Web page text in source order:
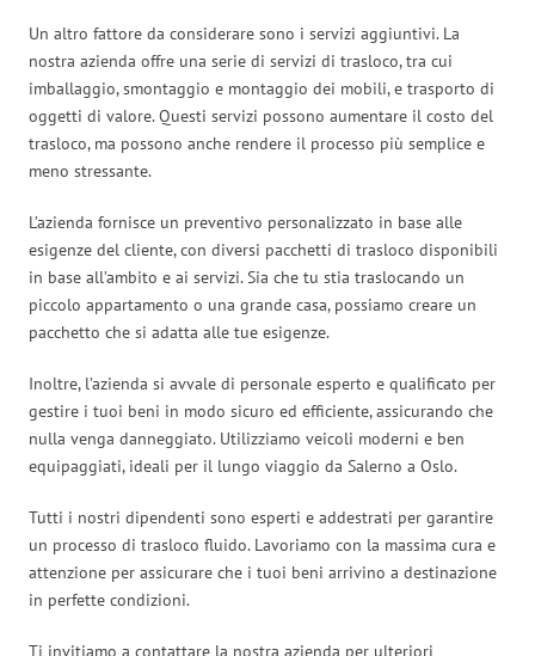
Un altro fattore da considerare sono i servizi aggiuntivi. La
nostra azienda offre una serie di servizi di trasloco, tra cui
imballaggio, smontaggio e montaggio dei mobili, e trasporto di
oggetti di valore. Questi servizi possono aumentare il costo del
trasloco, ma possono anche rendere il processo più semplice e
meno stressante.
L’azienda fornisce un preventivo personalizzato in base alle
esigenze del cliente, con diversi pacchetti di trasloco disponibili
in base all’ambito e ai servizi. Sia che tu stia traslocando un
piccolo appartamento o una grande casa, possiamo creare un
pacchetto che si adatta alle tue esigenze.
Inoltre, l’azienda si avvale di personale esperto e qualificato per
gestire i tuoi beni in modo sicuro ed efficiente, assicurando che
nulla venga danneggiato. Utilizziamo veicoli moderni e ben
equipaggiati, ideali per il lungo viaggio da Salerno a Oslo.
Tutti i nostri dipendenti sono esperti e addestrati per garantire
un processo di trasloco fluido. Lavoriamo con la massima cura e
attenzione per assicurare che i tuoi beni arrivino a destinazione
in perfette condizioni.
Ti invitiamo a contattare la nostra azienda per ulteriori